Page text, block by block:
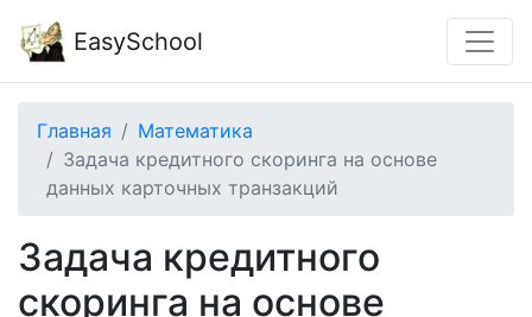
EasySchool
Главная
Математика
Задача кредитного скоринга на основе
данных карточных транзакций
Задача кредитного
скоринга на основе